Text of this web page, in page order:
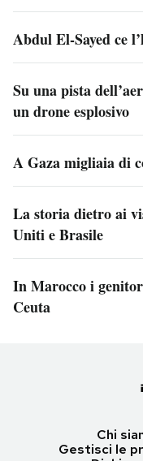
Abdul El-Sayed ce
Su una pista
un drone esplosivo
A Gaza migliaia di
La storia dietro ai
Uniti e Brasile
In Marocco i
Ceuta
Chi
Gestisci le